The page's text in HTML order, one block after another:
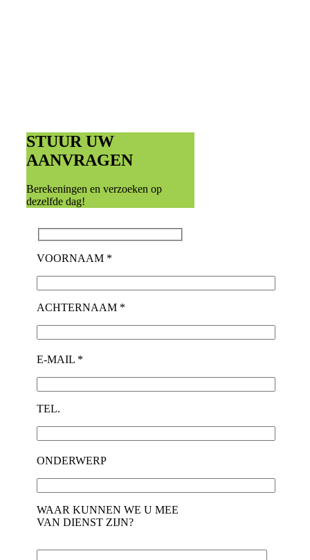
STUUR UW
AANVRAGEN
Berekeningen en verzoeken op
dezelfde dag!
VOORNAAM *
ACHTERNAAM *
E-MAIL *
TEL.
ONDERWERP
WAAR KUNNEN WE U MEE
VAN DIENST ZIJN?